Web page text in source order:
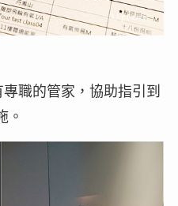
職的管家，協助指引到
。